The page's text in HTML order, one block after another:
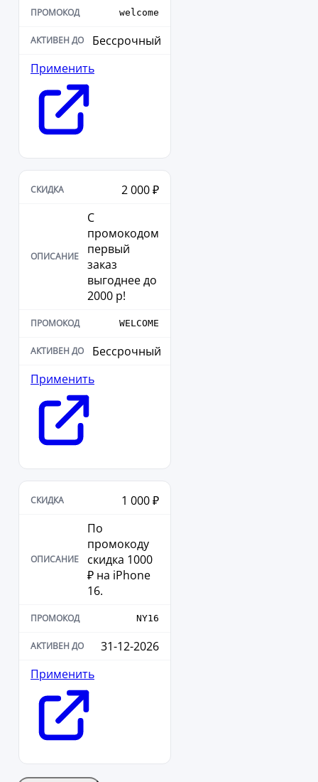
welcome
Бессрочный
Применить
2 000 ₽
С
промокодом
первый
заказ
выгоднее до
2000 р!
WELCOME
Бессрочный
Применить
1 000 ₽
По
промокоду
скидка 1000
₽ на iPhone
16.
NY16
31-12-2026
Применить